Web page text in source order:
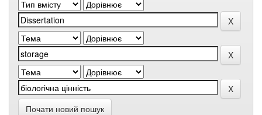
Почати новий пошук